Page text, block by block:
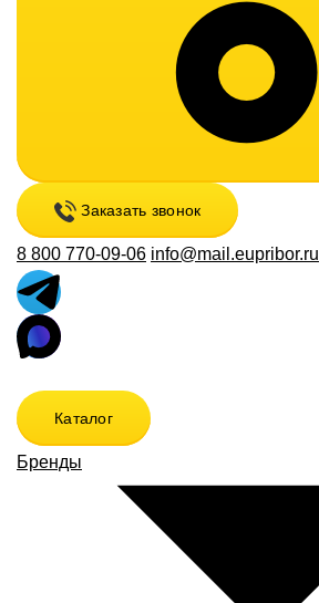
Заказать звонок
8 800 770-09-06 info@mail.eupribor.ru
Каталог
Бренды